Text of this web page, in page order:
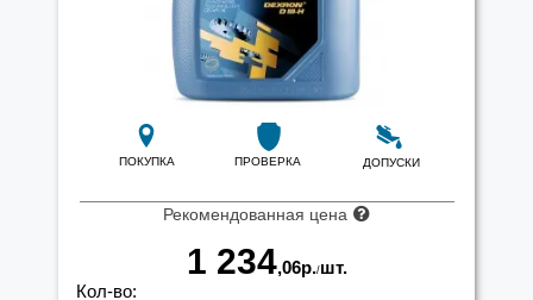
ПОКУПКА ПРОВЕРКА ДОПУСКИ
Рекомендованная цена
1 234,06р./шт.
Кол-во: